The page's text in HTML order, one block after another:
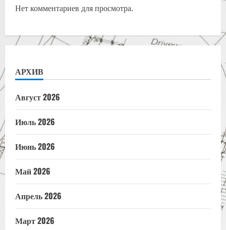
Нет комментариев для просмотра.
АРХИВ
Август 2026
Июль 2026
Июнь 2026
Май 2026
Апрель 2026
Март 2026